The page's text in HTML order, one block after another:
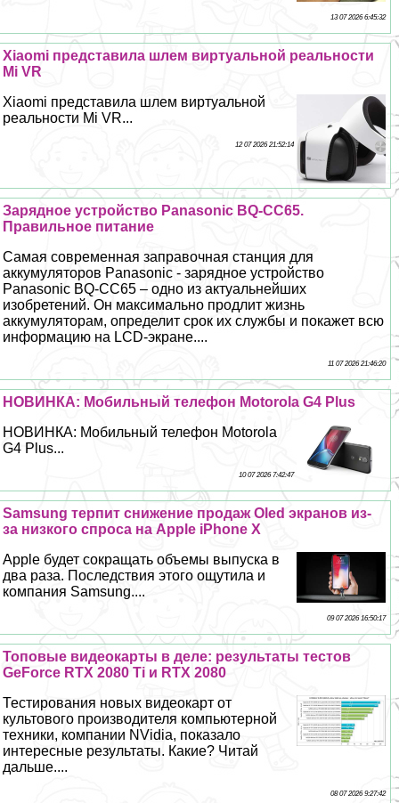
13 07 2026 6:45:32
Xiaomi представила шлем виртуальной реальности
Mi VR
Xiaomi представила шлем виртуальной
реальности Mi VR...
12 07 2026 21:52:14
Зарядное устройство Panasonic BQ-CC65.
Правильное питание
Самая современная заправочная станция для
аккумуляторов Panasonic - зарядное устройство
Panasonic BQ-CC65 – одно из актуальнейших
изобретений. Он максимально продлит жизнь
аккумуляторам, определит срок их службы и покажет всю
информацию на LCD-экране....
11 07 2026 21:46:20
НОВИНКА: Мобильный телефон Motorola G4 Plus
НОВИНКА: Мобильный телефон Motorola
G4 Plus...
10 07 2026 7:42:47
Samsung терпит снижение продаж Oled экранов из-
за низкого спроса на Apple iPhone X
Apple будет сокращать объемы выпуска в
два раза. Последствия этого ощутила и
компания Samsung....
09 07 2026 16:50:17
Топовые видеокарты в деле: результаты тестов
GeForce RTX 2080 Ti и RTX 2080
Тестирования новых видеокарт от
культового производителя компьютерной
техники, компании NVidia, показало
интересные результаты. Какие? Читай
дальше....
08 07 2026 9:27:42